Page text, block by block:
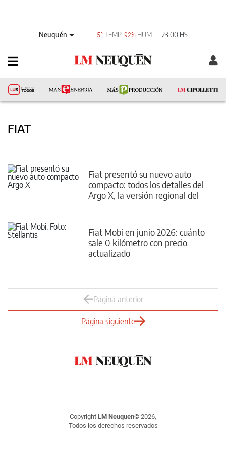
Neuquén 5° TEMP 92% HUM 23:00 HS
FIAT
Fiat presentó su nuevo auto
compacto: todos los detalles del
Argo X, la versión regional del
Fiat Mobi en junio 2026: cuánto
sale 0 kilómetro con precio
actualizado
Página anterior
Página siguiente
Copyright LM Neuquen© 2026,
Todos los derechos reservados